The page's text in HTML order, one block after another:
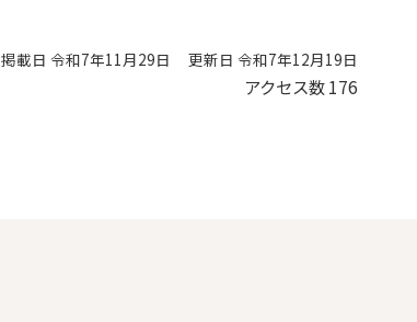
掲載日 令和7年11月29日 更新日 令和7年12月19日
アクセス数176